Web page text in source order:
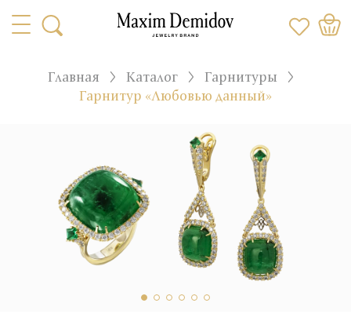
Главная Каталог
Гарнитуры
Гарнитур «Любовью данный»